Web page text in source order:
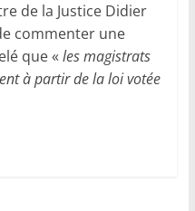
de la Justice Didier
commenter une
que « les magistrats
à partir de la loi votée